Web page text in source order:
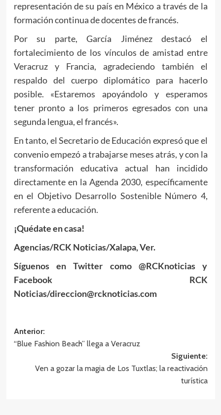
representación de su país en México a través de la
formación continua de docentes de francés.
Por su parte, García Jiménez destacó el
fortalecimiento de los vínculos de amistad entre
Veracruz y Francia, agradeciendo también el
respaldo del cuerpo diplomático para hacerlo
posible. «Estaremos apoyándolo y esperamos
tener pronto a los primeros egresados con una
segunda lengua, el francés».
En tanto, el Secretario de Educación expresó que el
convenio empezó a trabajarse meses atrás, y con la
transformación educativa actual han incidido
directamente en la Agenda 2030, específicamente
en el Objetivo Desarrollo Sostenible Número 4,
referente a educación.
¡Quédate en casa!
Agencias/RCK Noticias/Xalapa, Ver.
Síguenos en Twitter como @RCKnoticias y
Facebook RCK
Noticias/direccion@rcknoticias.com
Navegación
de
entradas
Anterior:
“Blue Fashion Beach” llega a Veracruz
Siguiente:
Ven a gozar la magia de Los Tuxtlas; la reactivación
turística